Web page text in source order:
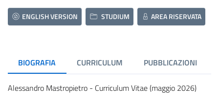
ENGLISH VERSION STUDIUM AREA RISERVATA
BIOGRAFIA CURRICULUM PUBBLICAZIONI
Alessandro Mastropietro - Curriculum Vitae (maggio 2026)